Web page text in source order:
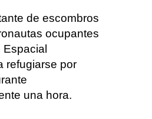
de escombros
ocupantes
refugiarse por
una hora.